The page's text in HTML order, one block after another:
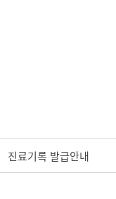
진료기록 발급안내